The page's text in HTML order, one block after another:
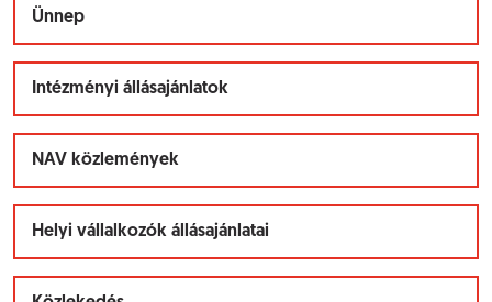
Ünnep
Intézményi állásajánlatok
NAV közlemények
Helyi vállalkozók állásajánlatai